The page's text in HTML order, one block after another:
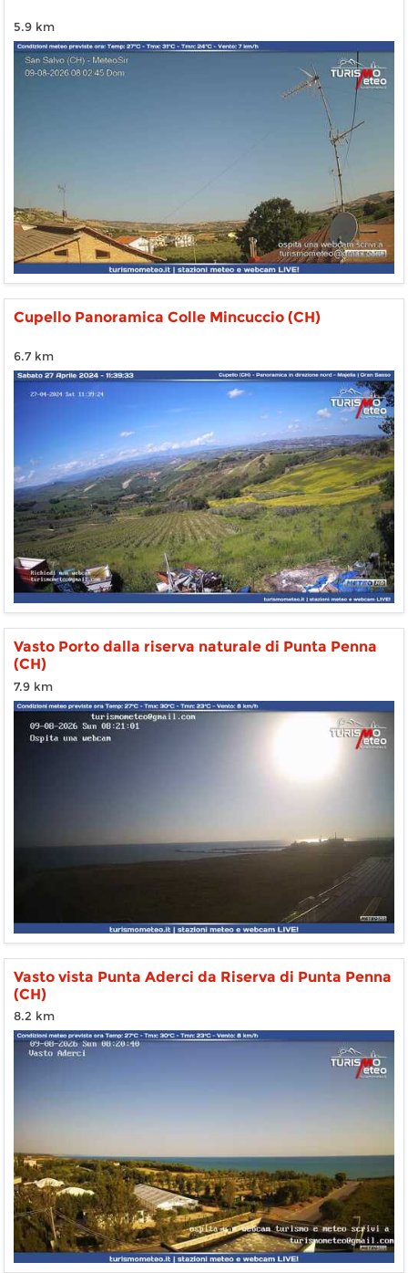
5.9 km
Cupello Panoramica Colle Mincuccio (CH)
6.7 km
Vasto Porto dalla riserva naturale di Punta Penna
(CH)
7.9 km
Vasto vista Punta Aderci da Riserva di Punta Penna
(CH)
8.2 km